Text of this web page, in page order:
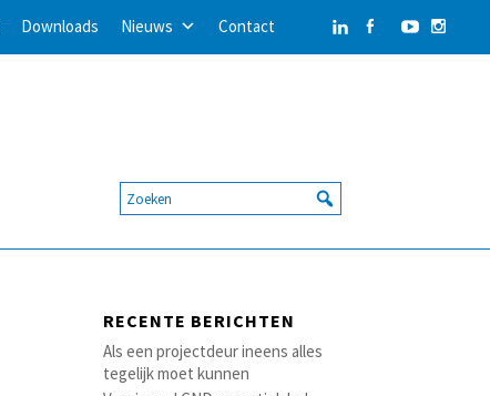
Downloads Nieuws Contact
RECENTE BERICHTEN
Als een projectdeur ineens alles
tegelijk moet kunnen